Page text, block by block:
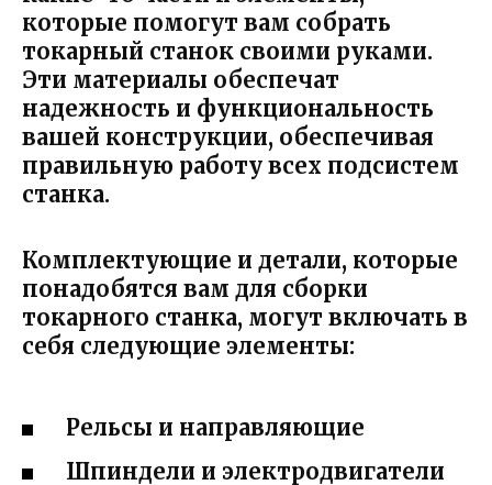
которые помогут вам собрать
токарный станок своими руками.
Эти материалы обеспечат
надежность и функциональность
вашей конструкции, обеспечивая
правильную работу всех подсистем
станка.
Комплектующие и детали, которые
понадобятся вам для сборки
токарного станка, могут включать в
себя следующие элементы:
Рельсы и направляющие
Шпиндели и электродвигатели